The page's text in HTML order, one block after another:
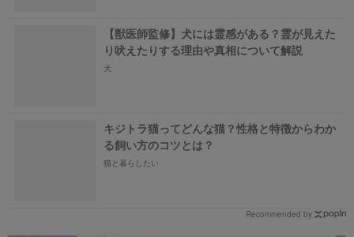
【獣医師監修】犬には霊感がある？霊が見えた
り吠えたりする理由や真相について解説
犬
キジトラ猫ってどんな猫？性格と特徴からわか
る飼い方のコツとは？
猫と暮らしたい
Recommended by